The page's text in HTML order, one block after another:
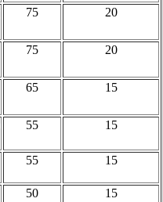
75 20
75 20
65 15
55 15
55 15
50 15